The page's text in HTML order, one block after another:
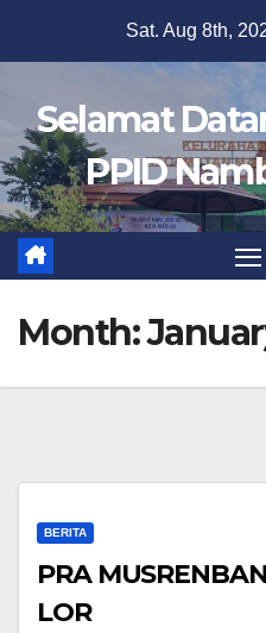
Sat. Aug 8th,
Selamat
PPID
Month:
BERITA
PRA
LOR